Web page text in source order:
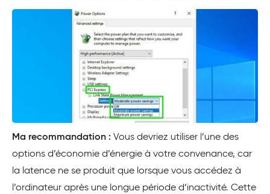
Ma recommandation : Vous devriez utiliser l’une des
options d’économie d’énergie à votre convenance, car
la latence ne se produit que lorsque vous accédez à
l’ordinateur après une longue période d’inactivité. Cette